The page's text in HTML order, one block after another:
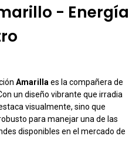
- Energía
Amarilla es la compañera de
un diseño vibrante que irradia
visualmente, sino que
para manejar una de las
disponibles en el mercado de